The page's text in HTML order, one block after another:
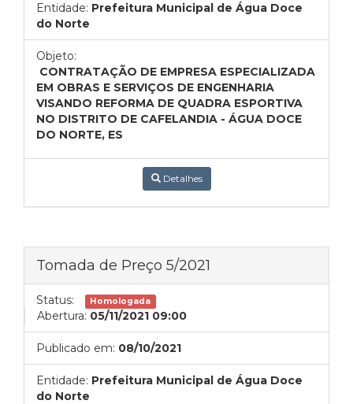
Entidade: Prefeitura Municipal de Água Doce
do Norte
Objeto:
CONTRATAÇÃO DE EMPRESA ESPECIALIZADA
EM OBRAS E SERVIÇOS DE ENGENHARIA
VISANDO REFORMA DE QUADRA ESPORTIVA
NO DISTRITO DE CAFELANDIA - ÁGUA DOCE
DO NORTE, ES
Detalhes
Tomada de Preço 5/2021
Status: Homologada
Abertura: 05/11/2021 09:00
Publicado em: 08/10/2021
Entidade: Prefeitura Municipal de Água Doce
do Norte